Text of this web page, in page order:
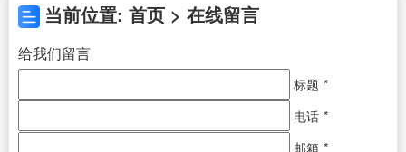
当前位置: 首页 > 在线留言
给我们留言
标题 *
电话 *
邮箱 *